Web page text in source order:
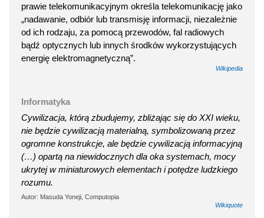
prawie telekomunikacyjnym określa telekomunikację jako
„nadawanie, odbiór lub transmisję informacji, niezależnie
od ich rodzaju, za pomocą przewodów, fal radiowych
bądź optycznych lub innych środków wykorzystujących
energię elektromagnetyczną”.
Wikipedia
Informatyka
Cywilizacja, którą zbudujemy, zbliżając się do XXI wieku,
nie będzie cywilizacją materialną, symbolizowaną przez
ogromne konstrukcje, ale będzie cywilizacją informacyjną
(…) opartą na niewidocznych dla oka systemach, mocy
ukrytej w miniaturowych elementach i potędze ludzkiego
rozumu.
Autor: Masuda Yoneji, Computopia
Wikiquote